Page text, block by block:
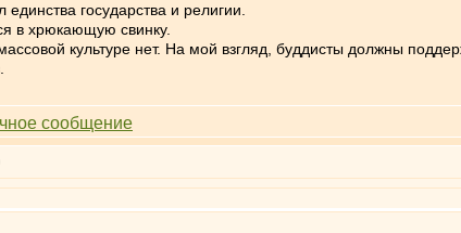
государства и религии.
в хрюкающую свинку.
культуре нет. На мой взгляд, буддисты должны